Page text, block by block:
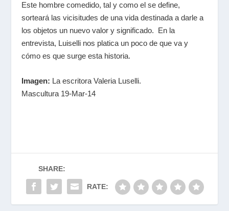
Este hombre comedido, tal y como el se define,
sorteará las vicisitudes de una vida destinada a darle a
los objetos un nuevo valor y significado. En la
entrevista, Luiselli nos platica un poco de que va y
cómo es que surge esta historia.
Imagen: La escritora Valeria Luselli.
Mascultura 19-Mar-14
SHARE:
RATE: